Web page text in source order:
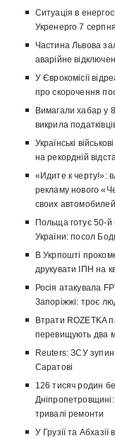
Ситуація в
Укренерго 7 серпня
Частина Львова
аварійне
У Єврокомісії
про скорочення
Вимагали хабар у
викрила
Українські
на рекордній
«Идите к черту!»:
рекламу нового
своих автомобилей
Польща готує 50-й
України: посол
В Укрпошті
друкувати ІПН на
Росія атакувала
Запоріжжі: троє
Втрати ROZETKA
перевищують два
Reuters: ЗСУ
Саратові
126 тисяч родин
тривалі ремонти
У Грузії та